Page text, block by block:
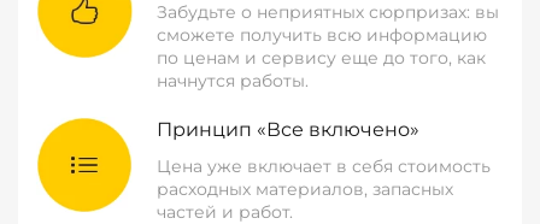
Забудьте о неприятных сюрпризах: вы
сможете получить всю информацию
по ценам и сервису еще до того, как
начнутся работы.
Принцип «Все включено»
Цена уже включает в себя стоимость
расходных материалов, запасных
частей и работ.